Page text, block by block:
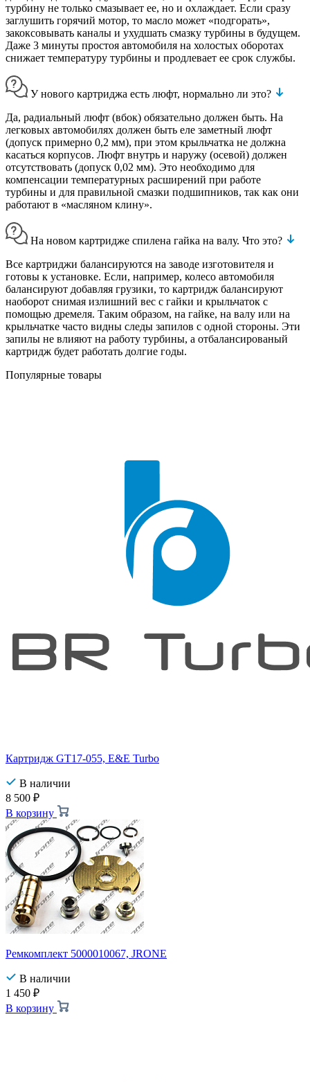
турбину не только смазывает ее, но и охлаждает. Если сразу
заглушить горячий мотор, то масло может «подгорать»,
закоксовывать каналы и ухудшать смазку турбины в будущем.
Даже 3 минуты простоя автомобиля на холостых оборотах
снижает температуру турбины и продлевает ее срок службы.
У нового картриджа есть люфт, нормально ли это?
Да, радиальный люфт (вбок) обязательно должен быть. На
легковых автомобилях должен быть еле заметный люфт
(допуск примерно 0,2 мм), при этом крыльчатка не должна
касаться корпусов. Люфт внутрь и наружу (осевой) должен
отсутствовать (допуск 0,02 мм). Это необходимо для
компенсации температурных расширений при работе
турбины и для правильной смазки подшипников, так как они
работают в «масляном клину».
На новом картридже спилена гайка на валу. Что это?
Все картриджи балансируются на заводе изготовителя и
готовы к установке. Если, например, колесо автомобиля
балансируют добавляя грузики, то картридж балансируют
наоборот снимая излишний вес с гайки и крыльчаток с
помощью дремеля. Таким образом, на гайке, на валу или на
крыльчатке часто видны следы запилов с одной стороны. Эти
запилы не влияют на работу турбины, а отбалансированый
картридж будет работать долгие годы.
Популярные товары
Картридж GT17-055, E&E Turbo
В наличии
8 500 ₽
В корзину
Ремкомплект 5000010067, JRONE
В наличии
1 450 ₽
В корзину